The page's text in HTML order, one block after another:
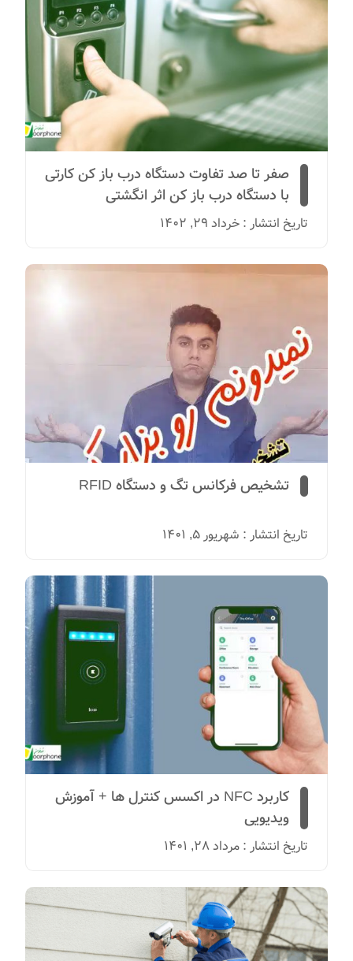
صفر تا صد تفاوت دستگاه درب باز کن کارتی
با دستگاه درب باز کن اثر انگشتی
تاریخ انتشار : خرداد 29, 1402
تشخیص فرکانس تگ و دستگاه RFID
تاریخ انتشار : شهریور 5, 1401
کاربرد NFC در اکسس کنترل ها + آموزش
ویدیویی
تاریخ انتشار : مرداد 28, 1401